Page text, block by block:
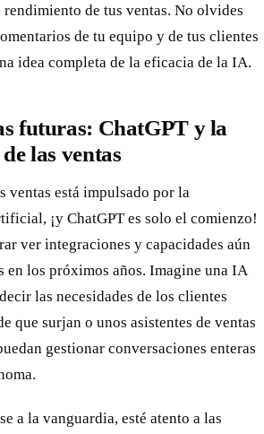
rendimiento de tus ventas. No olvides
de tu equipo y de tus clientes
idea completa de la eficacia de la IA.
futuras: ChatGPT y la
las ventas
ventas está impulsado por la
¡y ChatGPT es solo el comienzo!
ver integraciones y capacidades aún
en los próximos años. Imagine una IA
las necesidades de los clientes
que surjan o unos asistentes de ventas
gestionar conversaciones enteras
a la vanguardia, esté atento a las